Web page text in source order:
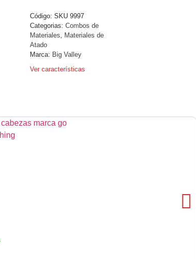
Código: SKU 9997
Categorias: Combos de
Materiales, Materiales de
Atado
Marca: Big Valley
Ver características